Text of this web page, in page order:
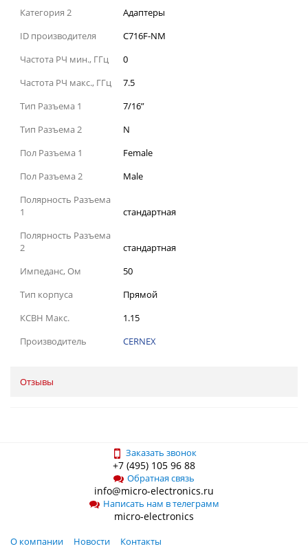
Категория 2
Адаптеры
ID производителя
C716F-NM
Частота РЧ мин., ГГц
0
Частота РЧ макс., ГГц
7.5
Тип Разъема 1
7/16”
Тип Разъема 2
N
Пол Разъема 1
Female
Пол Разъема 2
Male
Полярность Разъема
1
стандартная
Полярность Разъема
2
стандартная
Импеданс, Ом
50
Тип корпуса
Прямой
КСВН Макс.
1.15
Производитель
CERNEX
Отзывы
Заказать звонок
+7 (495) 105 96 88
Обратная связь
info@micro-electronics.ru
Написать нам в телеграмм
micro-electronics
О компании Новости Контакты